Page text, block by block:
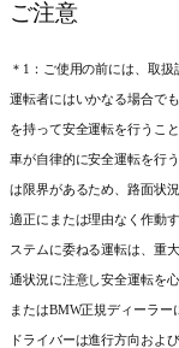
ご注意
＊1：ご使用の前には、取
運転者にはいかなる場合で
を持って安全運転を行うこ
車が自律的に安全運転を行
は限界があるため、路面状
適正にまたは理由なく作動
ステムに委ねる運転は、重
通状況に注意し安全運転を
またはBMW正規ディーラー
ドライバーは進行方向およ